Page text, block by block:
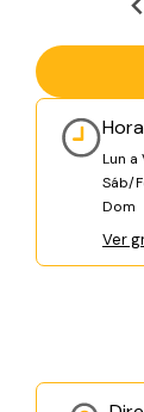
Lun a
Sáb/
Dom
Ver